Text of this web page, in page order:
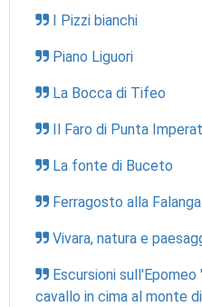
I Pizzi bianchi
Piano Liguori
La Bocca di Tifeo
Il Faro di Punta
La fonte di Buceto
Ferragosto alla
Vivara, natura e
Escursioni sull'Epomeo
cavallo in cima al monte